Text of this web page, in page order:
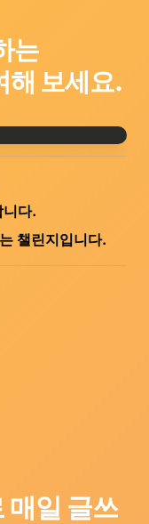
는
해 보세요.
니다.
챌린지입니다.
매일 글쓰